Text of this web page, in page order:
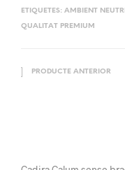
ETIQUETES: AMBIENT
QUALITAT PREMIUM
PRODUCTE ANTERIOR